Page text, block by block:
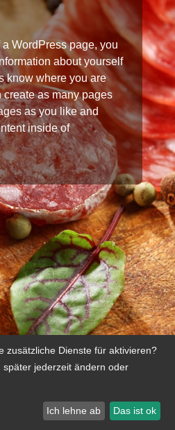
WordPress page, you
about yourself
know where you are
create as many pages
as you like and
inside of
zusätzliche Dienste für aktivieren?
jederzeit ändern oder
Ich lehne ab Das ist ok